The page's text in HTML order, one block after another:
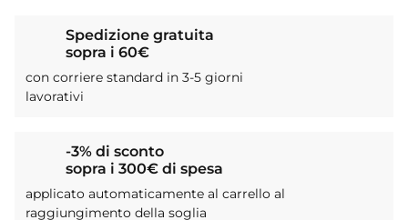
Spedizione gratuita
sopra i 60€
con corriere standard in 3-5 giorni
lavorativi
-3% di sconto
sopra i 300€ di spesa
applicato automaticamente al carrello al
raggiungimento della soglia